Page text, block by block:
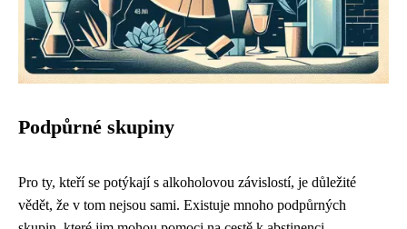
Podpůrné skupiny
Pro ty, kteří se potýkají s alkoholovou závislostí, je důležité
vědět, že v tom nejsou sami. Existuje mnoho podpůrných